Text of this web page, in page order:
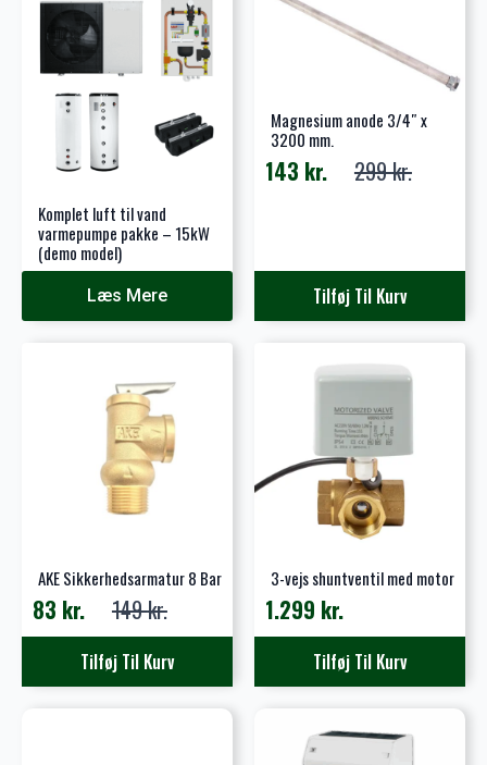
Komplet luft til vand
varmepumpe pakke – 15kW
(demo model)
Læs Mere
Magnesium anode 3/4″ x
3200 mm.
299kr.
Den
299 kr..
143 kr.
Den
143 kr..Tilføj Til Kurv
AKE Sikkerhedsarmatur 8 Bar
149kr.
Den
oprindelige
83 kr.
Den
aktuelleTilføj Til Kurv
3-vejs shuntventil med motor
1.299 kr.
Tilføj Til Kurv